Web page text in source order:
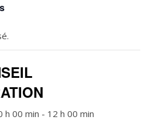
h 00 min - 12 h 00 min